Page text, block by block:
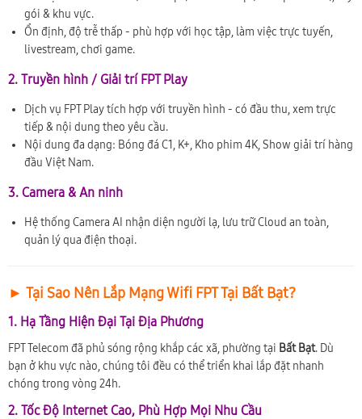
gói & khu vực.
Ổn định, độ trễ thấp - phù hợp với học tập, làm việc trực tuyến,
livestream, chơi game.
2. Truyền hình / Giải trí FPT Play
Dịch vụ FPT Play tích hợp với truyền hình - có đầu thu, xem trực
tiếp & nội dung theo yêu cầu.
Nội dung đa dạng: Bóng đá C1, K+, Kho phim 4K, Show giải trí hàng
đầu Việt Nam.
3. Camera & An ninh
Hệ thống Camera AI nhận diện người lạ, lưu trữ Cloud an toàn,
quản lý qua điện thoại.
► Tại Sao Nên Lắp Mạng Wifi FPT Tại Bất Bạt?
1. Hạ Tầng Hiện Đại Tại Địa Phương
FPT Telecom đã phủ sóng rộng khắp các xã, phường tại Bất Bạt. Dù
bạn ở khu vực nào, chúng tôi đều có thể triển khai lắp đặt nhanh
chóng trong vòng 24h.
2. Tốc Độ Internet Cao, Phù Hợp Mọi Nhu Cầu